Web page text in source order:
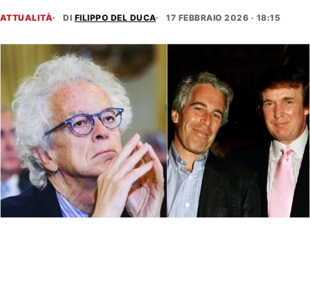
ATTUALITÀ DI FILIPPO DEL DUCA 17 FEBBRAIO 2026 · 18:15